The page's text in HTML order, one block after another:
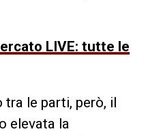
LIVE: tutte le
le parti, però, il
elevata la